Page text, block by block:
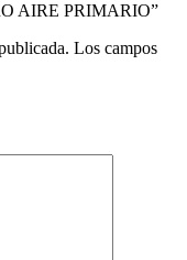
AIRE PRIMARIO”
Los campos